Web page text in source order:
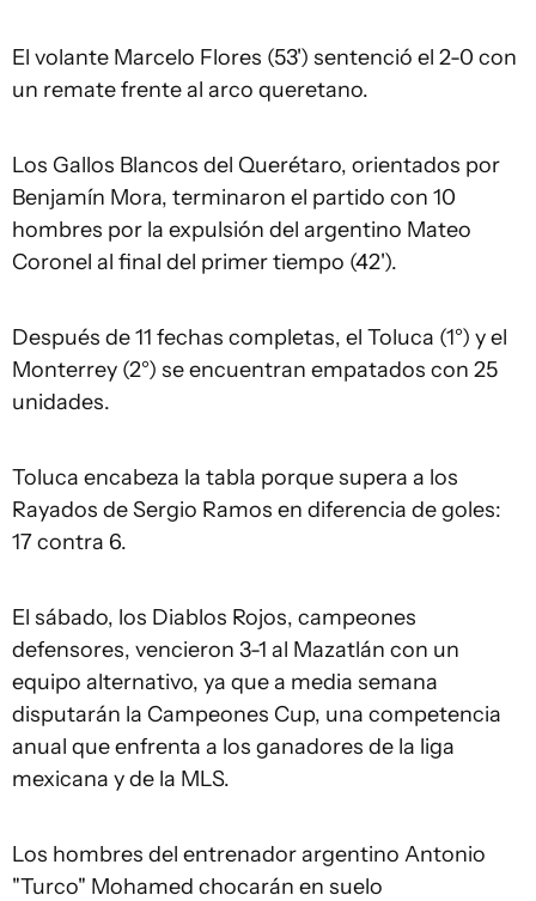
El volante Marcelo Flores (53') sentenció el 2-0 con
un remate frente al arco queretano.
Los Gallos Blancos del Querétaro, orientados por
Benjamín Mora, terminaron el partido con 10
hombres por la expulsión del argentino Mateo
Coronel al final del primer tiempo (42').
Después de 11 fechas completas, el Toluca (1°) y el
Monterrey (2°) se encuentran empatados con 25
unidades.
Toluca encabeza la tabla porque supera a los
Rayados de Sergio Ramos en diferencia de goles:
17 contra 6.
El sábado, los Diablos Rojos, campeones
defensores, vencieron 3-1 al Mazatlán con un
equipo alternativo, ya que a media semana
disputarán la Campeones Cup, una competencia
anual que enfrenta a los ganadores de la liga
mexicana y de la MLS.
Los hombres del entrenador argentino Antonio
"Turco" Mohamed chocarán en suelo